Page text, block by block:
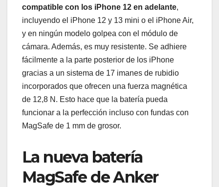
compatible con los iPhone 12 en adelante,
incluyendo el iPhone 12 y 13 mini o el iPhone Air,
y en ningún modelo golpea con el módulo de
cámara. Además, es muy resistente. Se adhiere
fácilmente a la parte posterior de los iPhone
gracias a un sistema de 17 imanes de rubidio
incorporados que ofrecen una fuerza magnética
de 12,8 N. Esto hace que la batería pueda
funcionar a la perfección incluso con fundas con
MagSafe de 1 mm de grosor.
La nueva batería
MagSafe de Anker